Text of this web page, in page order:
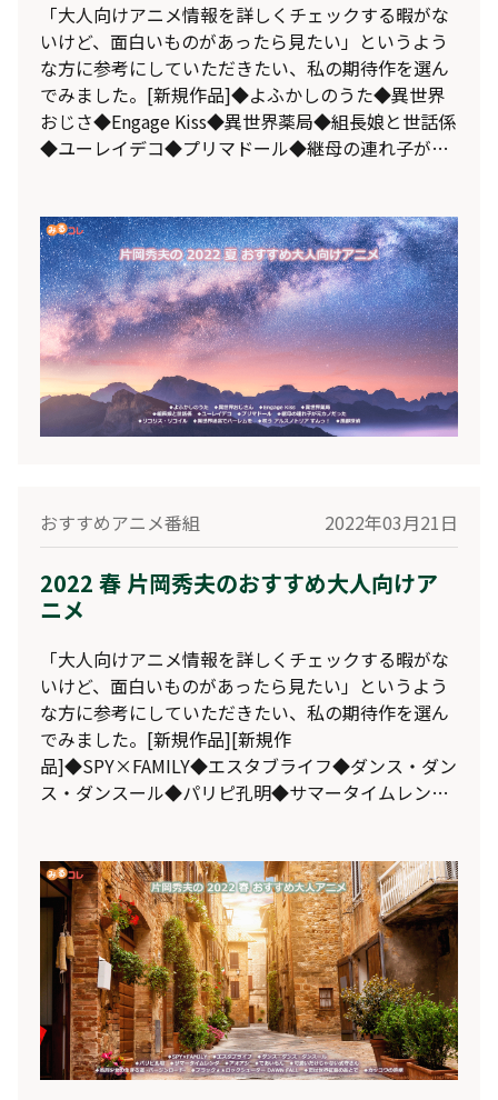
「大人向けアニメ情報を詳しくチェックする暇がな
いけど、面白いものがあったら見たい」というよう
な方に参考にしていただきたい、私の期待作を選ん
でみました。[新規作品]◆よふかしのうた◆異世界
おじさ◆Engage Kiss◆異世界薬局◆組長娘と世話係
◆ユーレイデコ◆プリマドール◆継母の連れ子が元
偵
おすすめアニメ番組 2022年03月21日
2022 春 片岡秀夫のおすすめ大人向けア
ニメ
「大人向けアニメ情報を詳しくチェックする暇がな
いけど、面白いものがあったら見たい」というよう
な方に参考にしていただきたい、私の期待作を選ん
でみました。[新規作品][新規作
品]◆SPY×FAMILY◆エスタブライフ◆ダンス・ダン
ス・ダンスール◆パリピ孔明◆サマータイムレンダ
ック★★ロックシューター DAWN FALL◆恋は世界
征服のあとで◆カッコウの許嫁
______________________[人気シリーズ]◆かぐや
様は告らせたい？ -ウルトラロマンティック- (第３
期)◆盾の勇者の成り上がり Season 2◆古見さん
は、コミュ症です。 (第２期)◆マギアレコード 魔法
少女まどか☆マギカ外伝 Final SEASON -浅き夢の
暁- (第３期)◆理系が恋に落ちたので証明してみた。
r=1-sinθ (第２期)◆機動戦士ガンダム 鉄血のオルフ